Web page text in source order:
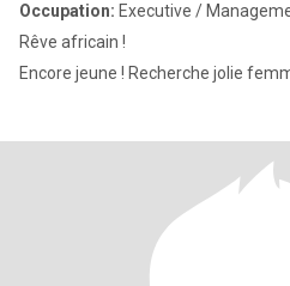
Occupation: Executive /
Rêve africain !
Encore jeune ! Recherche jolie